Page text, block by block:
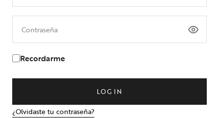
Recordarme
LOG IN
¿Olvidaste tu contraseña?